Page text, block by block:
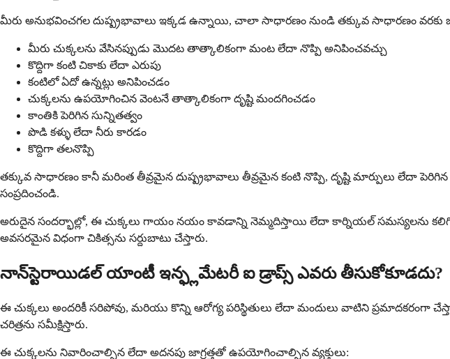
మీరు అనుభవించగల దుష్ప్రభావాలు ఇక్కడ ఉన్నాయి, చాలా సాధారణం నుండి తక్కువ సాధారణం
మీరు చుక్కలను వేసినప్పుడు మొదట తాత్కాలికంగా మంట లేదా నొప్పి అనిపించవచ్చు
కొద్దిగా కంటి చికాకు లేదా ఎరుపు
కంటిలో ఏదో ఉన్నట్లు అనిపించడం
చుక్కలను ఉపయోగించిన వెంటనే తాత్కాలికంగా దృష్టి మందగించడం
కాంతికి పెరిగిన సున్నితత్వం
పొడి కళ్ళు లేదా నీరు కారడం
కొద్దిగా తలనొప్పి
తక్కువ సాధారణం కానీ మరింత తీవ్రమైన దుష్ప్రభావాలు తీవ్రమైన కంటి నొప్పి, దృష్టి మార్పులు లేదా
సంప్రదించండి.
అరుదైన సందర్భాల్లో, ఈ చుక్కలు గాయం నయం కావడాన్ని నెమ్మదిస్తాయి లేదా కార్నియల్ సమస్యలను
అవసరమైన విధంగా చికిత్సను సర్దుబాటు చేస్తారు.
నాన్‌స్టెరాయిడల్ యాంటీ ఇన్ఫ్లమేటరీ ఐ డ్రాప్స్ ఎవరు తీసుకోకూడదు?
ఈ చుక్కలు అందరికీ సరిపోవు, మరియు కొన్ని ఆరోగ్య పరిస్థితులు లేదా మందులు వాటిని ప్రమాదకరంగా
చరిత్రను సమీక్షిస్తారు.
ఈ చుక్కలను నివారించాల్సిన లేదా అదనపు జాగ్రత్తతో ఉపయోగించాల్సిన వ్యక్తులు: